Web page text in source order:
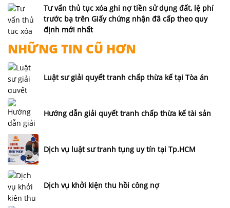
sản
chung
Giải
tranh
chấp
dân
sự
Luật
sư
sự
Tư
vấn
pháp
luật
Tư vấn thủ tục xóa ghi nợ tiền sử dụng đất, lệ phí
trước bạ trên Giấy chứng nhận đã cấp theo quy
định mới nhất
NHỮNG TIN CŨ HƠN
Luật sư giải quyết tranh chấp thừa kế tại Tòa án
Hướng dẫn giải quyết tranh chấp thừa kế tài sản
Dịch vụ luật sư tranh tụng uy tín tại Tp.HCM
Dịch vụ khởi kiện thu hồi công nợ